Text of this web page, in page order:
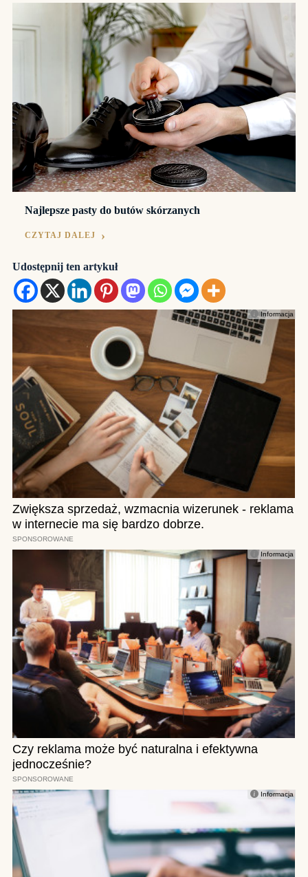
Najlepsze pasty do butów skórzanych
CZYTAJ DALEJ
Udostępnij ten artykuł